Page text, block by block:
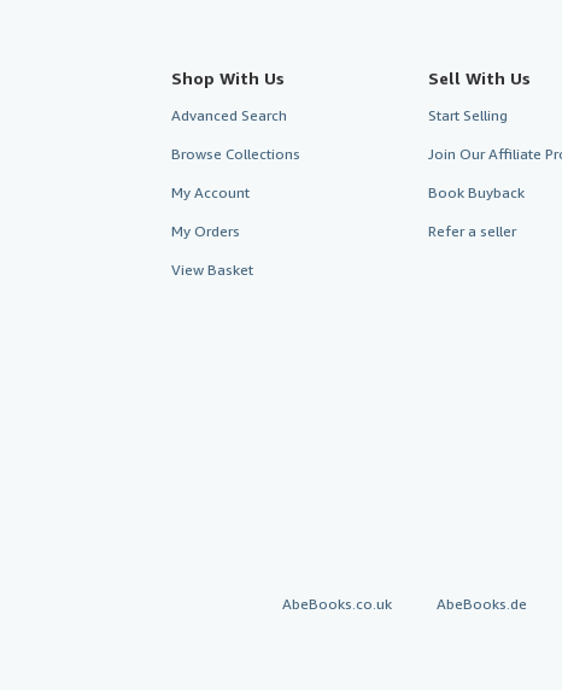
Shop With Us
Advanced Search
Browse Collections
My Account
My Orders
View Basket
Sell With Us
Start Selling
Join Our Affiliate
Book Buyback
Refer a seller
AbeBooks.co.uk AbeBooks.de